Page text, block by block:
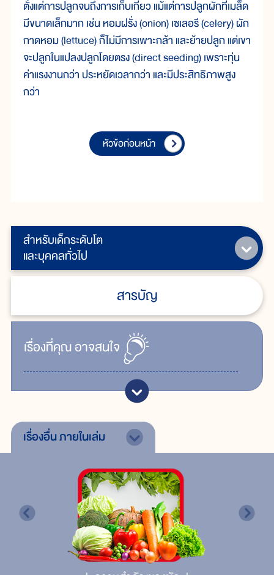
สำหรับเด็กระดับโต
และบุคคลทั่วไป
สารบัญ
เรื่ิองที่คุณอาจสนใจ
ตั้งแต่การปลูกจนถึงการเก็บเกี่ยว แม้แต่การปลูกผักที่เมล็ด
มีขนาดเล็กมาก เช่น หอมฝรั่ง (onion) เซเลอรี (celery) ผัก
กาดหอม (lettuce) ก็ไม่มีการเพาะกล้า และย้ายปลูก แต่เขา
จะปลูกในแปลงปลูกโดยตรง (direct seeding) เพราะทุ่น
ค่าแรงงานกว่า ประหยัดเวลากว่า และมีประสิทธิภาพสูง
กว่า
หัวข้อก่อนหน้า
เรื่องอื่นภายในเล่ม